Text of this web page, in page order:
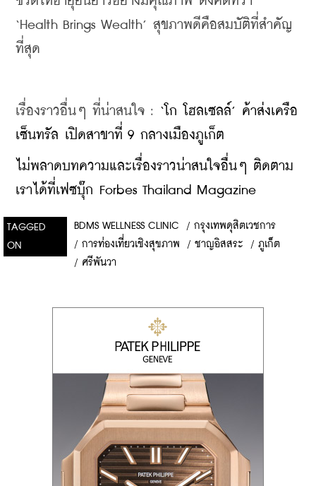
‘Health Brings Wealth’ สุขภาพดีคือสมบัติที่สำคัญ
ที่สุด
เรื่องราวอื่นๆ ที่น่าสนใจ : ‘โก โฮลเซลล์’ ค้าส่งเครือ
เซ็นทรัล เปิดสาขาที่ 9 กลางเมืองภูเก็ต
ไม่พลาดบทความและเรื่องราวน่าสนใจอื่นๆ ติดตาม
เราได้ที่เฟซบุ๊ก Forbes Thailand Magazine
TAGGED
ON
BDMS WELLNESS CLINIC / กรุงเทพดุสิตเวชการ
/ การท่องเที่ยวเชิงสุขภาพ / ชาญอิสสระ / ภูเก็ต
/ ศรีพันวา